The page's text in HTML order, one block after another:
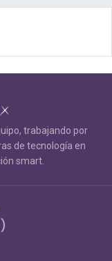
trabajando por
de tecnología en
smart.